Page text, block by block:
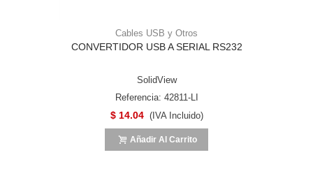
Cables USB y Otros
CONVERTIDOR USB A SERIAL RS232
SolidView
Referencia: 42811-LI
$ 14.04 (IVA Incluido)
Añadir Al Carrito